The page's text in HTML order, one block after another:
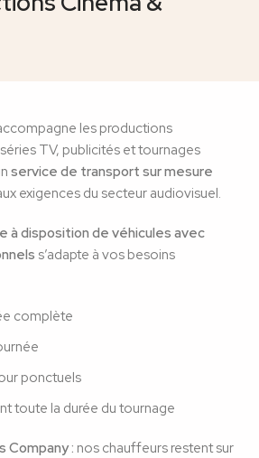
les productions
TV, publicités et tournages
service de transport sur mesure
exigences du secteur audiovisuel.
à disposition de véhicules avec
s’adapte à vos besoins
complète
ponctuels
toute la durée du tournage
Company : nos chauffeurs restent sur